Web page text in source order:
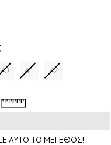
40 41 42
ΑΥΤΟ ΤΟ ΜΕΓΕΘΟΣ!